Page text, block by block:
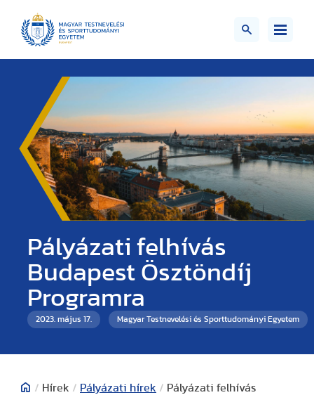
Pályázati felhívás
Budapest Ösztöndíj
Programra
2023. május 17. Magyar Testnevelési és Sporttudományi Egyetem
/ Hírek / Pályázati hírek / Pályázati felhívás